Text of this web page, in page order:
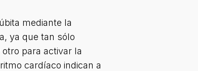
mediante la
ya que tan sólo
para activar la
cardíaco indican a